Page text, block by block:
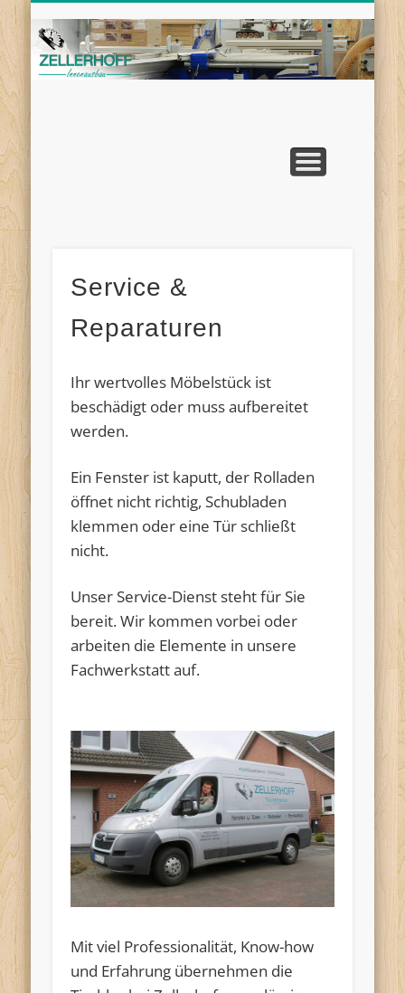
Service &
Reparaturen
Ihr wertvolles Möbelstück ist
beschädigt oder muss aufbereitet
werden.
Ein Fenster ist kaputt, der Rolladen
öffnet nicht richtig, Schubladen
klemmen oder eine Tür schließt
nicht.
Unser Service-Dienst steht für Sie
bereit. Wir kommen vorbei oder
arbeiten die Elemente in unsere
Fachwerkstatt auf.
Mit viel Professionalität, Know-how
und Erfahrung übernehmen die